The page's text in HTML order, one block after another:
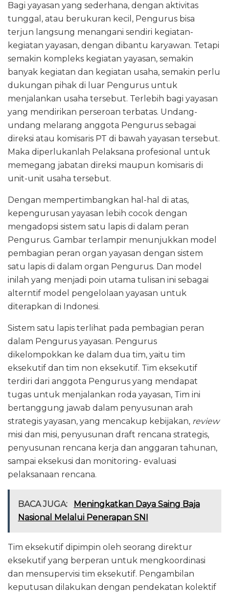
Bagi yayasan yang sederhana, dengan aktivitas
tunggal, atau berukuran kecil, Pengurus bisa
terjun langsung menangani sendiri kegiatan-
kegiatan yayasan, dengan dibantu karyawan. Tetapi
semakin kompleks kegiatan yayasan, semakin
banyak kegiatan dan kegiatan usaha, semakin perlu
dukungan pihak di luar Pengurus untuk
menjalankan usaha tersebut. Terlebih bagi yayasan
yang mendirikan perseroan terbatas. Undang-
undang melarang anggota Pengurus sebagai
direksi atau komisaris PT di bawah yayasan tersebut.
Maka diperlukanlah Pelaksana profesional untuk
memegang jabatan direksi maupun komisaris di
unit-unit usaha tersebut.
Dengan mempertimbangkan hal-hal di atas,
kepengurusan yayasan lebih cocok dengan
mengadopsi sistem satu lapis di dalam peran
Pengurus. Gambar terlampir menunjukkan model
pembagian peran organ yayasan dengan sistem
satu lapis di dalam organ Pengurus. Dan model
inilah yang menjadi poin utama tulisan ini sebagai
alterntif model pengelolaan yayasan untuk
diterapkan di Indonesi.
Sistem satu lapis terlihat pada pembagian peran
dalam Pengurus yayasan. Pengurus
dikelompokkan ke dalam dua tim, yaitu tim
eksekutif dan tim non eksekutif. Tim eksekutif
terdiri dari anggota Pengurus yang mendapat
tugas untuk menjalankan roda yayasan, Tim ini
bertanggung jawab dalam penyusunan arah
strategis yayasan, yang mencakup kebijakan, review
misi dan misi, penyusunan draft rencana strategis,
penyusunan rencana kerja dan anggaran tahunan,
sampai eksekusi dan monitoring- evaluasi
pelaksanaan rencana.
BACA JUGA:
Meningkatkan Daya Saing Baja
Nasional Melalui Penerapan SNI
Tim eksekutif dipimpin oleh seorang direktur
eksekutif yang berperan untuk mengkoordinasi
dan mensupervisi tim eksekutif. Pengambilan
keputusan dilakukan dengan pendekatan kolektif